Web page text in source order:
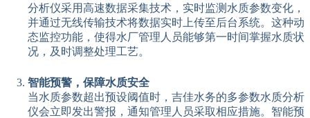
分析仪采用高速数据采集技术，实时监测水质参数变化，
并通过无线传输技术将数据实时上传至后台系统。这种动
态监控功能，使得水厂管理人员能够第一时间掌握水质状
况，及时调整处理工艺。
智能预警，保障水质安全
当水质参数超出预设阈值时，吉佳水务的多参数水质分析
仪会立即发出警报，通知管理人员采取相应措施。智能预